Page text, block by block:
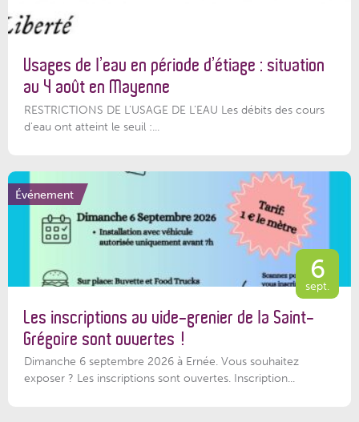
Usages de l’eau en période d’étiage : situation
au 4 août en Mayenne
RESTRICTIONS DE L’USAGE DE L’EAU Les débits des cours
d'eau ont atteint le seuil :...
Événement
6
sept.
Les inscriptions au vide-grenier de la Saint-
Grégoire sont ouvertes !
Dimanche 6 septembre 2026 à Ernée. Vous souhaitez
exposer ? Les inscriptions sont ouvertes. Inscription...